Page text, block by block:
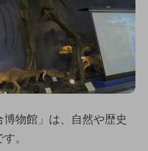
物館」は、自然や歴史
。